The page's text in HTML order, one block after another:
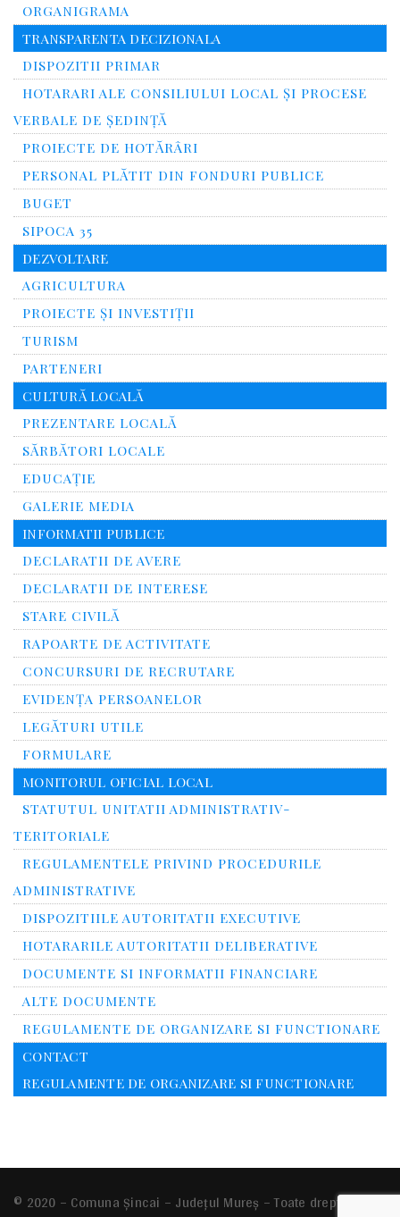
ORGANIGRAMA
TRANSPARENTA DECIZIONALA
DISPOZITII PRIMAR
HOTARARI ALE CONSILIULUI LOCAL ȘI PROCESE
VERBALE DE ȘEDINȚĂ
PROIECTE DE HOTĂRÂRI
PERSONAL PLĂTIT DIN FONDURI PUBLICE
BUGET
SIPOCA 35
DEZVOLTARE
AGRICULTURA
PROIECTE ȘI INVESTIȚII
TURISM
PARTENERI
CULTURĂ LOCALĂ
PREZENTARE LOCALĂ
SĂRBĂTORI LOCALE
EDUCAȚIE
GALERIE MEDIA
INFORMATII PUBLICE
DECLARATII DE AVERE
DECLARATII DE INTERESE
STARE CIVILĂ
RAPOARTE DE ACTIVITATE
CONCURSURI DE RECRUTARE
EVIDENȚA PERSOANELOR
LEGĂTURI UTILE
FORMULARE
MONITORUL OFICIAL LOCAL
STATUTUL UNITATII ADMINISTRATIV-
TERITORIALE
REGULAMENTELE PRIVIND PROCEDURILE
ADMINISTRATIVE
DISPOZITIILE AUTORITATII EXECUTIVE
HOTARARILE AUTORITATII DELIBERATIVE
DOCUMENTE SI INFORMATII FINANCIARE
ALTE DOCUMENTE
REGULAMENTE DE ORGANIZARE SI FUNCTIONARE
CONTACT
REGULAMENTE DE ORGANIZARE SI FUNCTIONARE
© 2020 – Comuna Şincai – Județul Mureș – Toate drepturile